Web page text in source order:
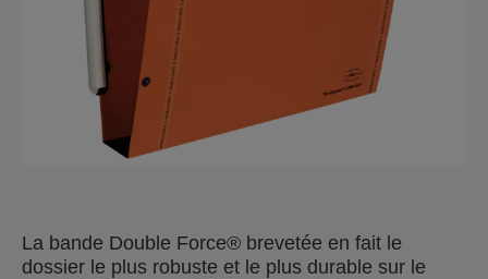
La bande Double Force® brevetée en fait le
dossier le plus robuste et le plus durable sur le